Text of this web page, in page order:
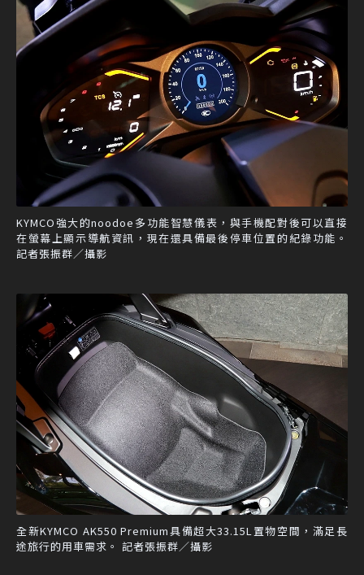
KYMCO強大的noodoe多功能智慧儀表，與手機配對後可以直接
在螢幕上顯示導航資訊，現在還具備最後停車位置的紀錄功能。
記者張振群／攝影
全新KYMCO AK550 Premium具備超大33.15L置物空間，滿足長
途旅行的用車需求。 記者張振群／攝影